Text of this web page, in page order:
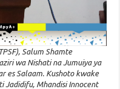
Salum Shamte
wa Nishati na Jumuiya ya
es Salaam. Kushoto kwake
Jadidifu, Mhandisi Innocent